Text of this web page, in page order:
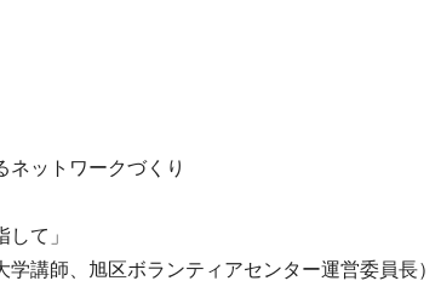
ネットワークづくり
て」
師、旭区ボランティアセンター運営委員長）